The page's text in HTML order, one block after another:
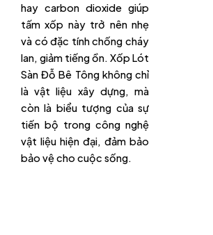
hay carbon dioxide giúp
tấm xốp này trở nên nhẹ
và có đặc tính chống cháy
lan, giảm tiếng ồn. Xốp Lót
Sàn Đỗ Bê Tông không chỉ
là vật liệu xây dựng, mà
còn là biểu tượng của sự
tiến bộ trong công nghệ
vật liệu hiện đại, đảm bảo
bảo vệ cho cuộc sống.